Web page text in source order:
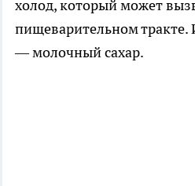
холод, который может
пищеварительном тракте.
— молочный сахар.